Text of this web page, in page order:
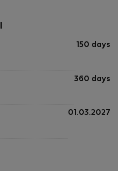
150 days
360 days
01.03.2027